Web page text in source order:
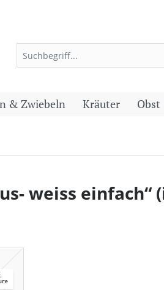
& Zwiebeln Kräuter Obst
weiss einfach“